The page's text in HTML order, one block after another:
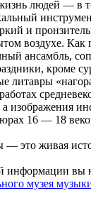
людей — в
и
воздухе. Как
ансамбль,
кроме
литавры
16 — 18
— это живая
информации вы
музея